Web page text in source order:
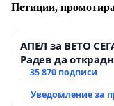
Петиции,
АПЕЛ за ВЕТО
Радев да
тъмното
35 870 подписи
Уведомление за